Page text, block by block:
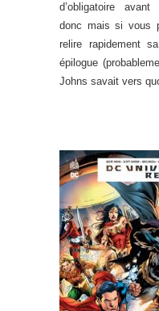
d’obligatoire
donc mais si vous
relire rapidement
épilogue
Johns savait vers